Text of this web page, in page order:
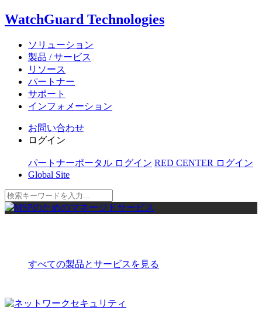
WatchGuard Technologies
ソリューション
製品 / サービス
リソース
パートナー
サポート
インフォメーション
お問い合わせ
ログイン
パートナーポータル ログイン RED CENTER ログイン
Global Site
すべての製品とサービスを見る